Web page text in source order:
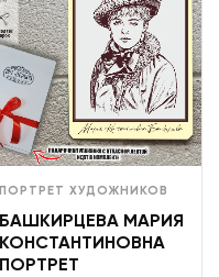
ПОРТРЕТ ХУДОЖНИКОВ
БАШКИРЦЕВА МАРИЯ
КОНСТАНТИНОВНА
ПОРТРЕТ